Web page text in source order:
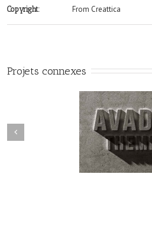
Copyright: From Creattica
Projets connexes